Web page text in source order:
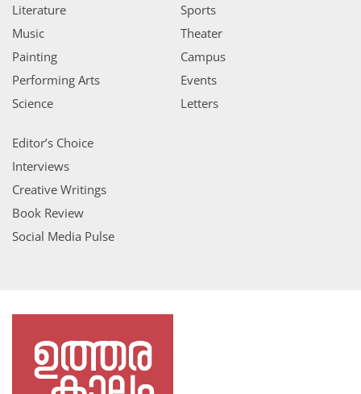
Literature
Music
Painting
Performing Arts
Science
Sports
Theater
Campus
Events
Letters
Editor’s Choice
Interviews
Creative Writings
Book Review
Social Media Pulse